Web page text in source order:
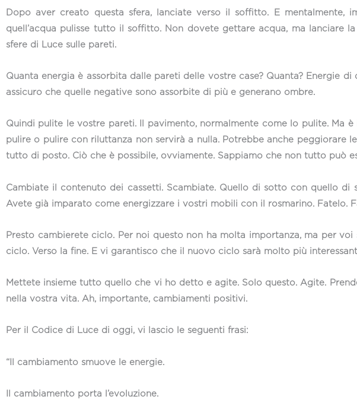
Dopo aver creato questa sfera, lanciate verso il soffitto. E mentalmente,
quell’acqua pulisse tutto il soffitto. Non dovete gettare acqua, ma lanciare
sfere di Luce sulle pareti.
Quanta energia è assorbita dalle pareti delle vostre case? Quanta? Energie
assicuro che quelle negative sono assorbite di più e generano ombre.
Quindi pulite le vostre pareti. Il pavimento, normalmente come lo pulite. Ma
pulire o pulire con riluttanza non servirà a nulla. Potrebbe anche peggiorare
tutto di posto. Ciò che è possibile, ovviamente. Sappiamo che non tutto può
Cambiate il contenuto dei cassetti. Scambiate. Quello di sotto con quello
Avete già imparato come energizzare i vostri mobili con il rosmarino. Fatelo.
Presto cambierete ciclo. Per noi questo non ha molta importanza, ma per
ciclo. Verso la fine. E vi garantisco che il nuovo ciclo sarà molto più
Mettete insieme tutto quello che vi ho detto e agite. Solo questo. Agite.
nella vostra vita. Ah, importante, cambiamenti positivi.
Per il Codice di Luce di oggi, vi lascio le seguenti frasi:
“Il cambiamento smuove le energie.
Il cambiamento porta l’evoluzione.